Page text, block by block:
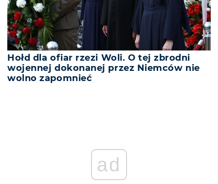
Hołd dla ofiar rzezi Woli. O tej zbrodni
wojennej dokonanej przez Niemców nie
wolno zapomnieć
ad